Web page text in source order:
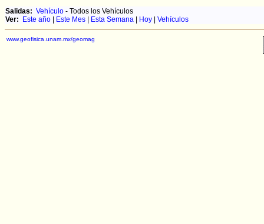
Salidas: Vehículo - Todos los Vehículos
Ver:
Este año Este Mes Esta Semana Hoy Vehículos
www.geofisica.unam.mx/geomag